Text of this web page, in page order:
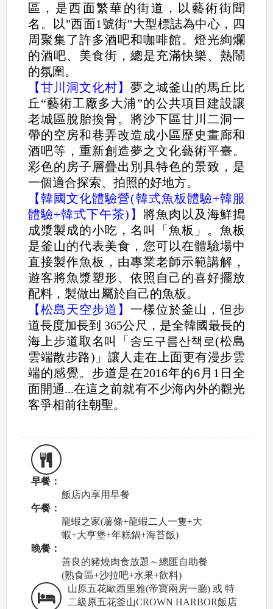
區，是西面繁華的街道，以藝術街聞
名。以"西面1號街"大型標誌為中心，四
周聚集了許多酒吧和咖啡館。燈光絢爛
的酒吧、美食街，總是充滿快樂、熱鬧
的氛圍。
【甘川洞文化村】 夢之城釜山的馬丘比
丘“藝術工廠多大浦”的公共項目建設讓
老城區脫胎換骨。將沙下區甘川二洞一
帶的空房和巷弄改造成小區歷史畫廊和
酒吧等，重新創造夢之文化藝術平臺。
彩色的房子層疊出別具特色的景致，是
一個適合探索、拍照的好地方。
【韓國文化體驗營(韓式魚板體驗+韓服
體驗+韓式下午茶)】 將魚肉以及海鮮搗
成漿製成的小吃，名叫「魚板」。魚板
是釜山的代表美食，您可以在體驗場中
直接製作魚板，由專業老師示範講解，
遊客將魚漿塑形、依照自己的喜好擺放
配料，製做出屬於自己的魚板。
【松島天空步道】 一樣位於釜山，但步
道長度加長到 365公尺，是全韓國最長的
海上步道取名叫「송도구름산책로(松島
雲端散步路)」讓人走在上面更有漫步雲
端的感覺。步道是在2016年的6月1日全
面開通...在這之前就有不少海內外的觀光
客爭相前往朝聖。
早餐：
飯店內享用早餐
午餐：
龍蝦之家(薯條+龍蝦二人一隻+大
蝦+大亨堡+年糕鍋+海苔飯)
晚餐：
善良的豬燒肉食放題～總匯自助餐
(熟食區+沙拉吧+水果+飲料)
山原五花歐西里雅(帝寶兩房一廳) 或 特
二級原五花釜山CROWN HARBOR飯店